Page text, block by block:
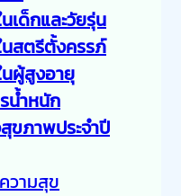
เด็กและวัยรุ่น
นสตรีตั้งครรภ์
นผู้สูงอายุ
น้ำหนัก
ขภาพประจำปี
วามสุข